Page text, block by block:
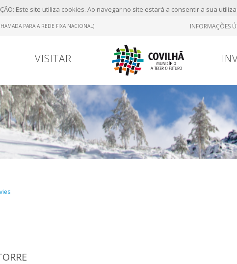
Este site utiliza cookies. Ao navegar no site estará a consentir a sua
PARA A REDE FIXA NACIONAL) INFORMAÇÕES
VISITAR